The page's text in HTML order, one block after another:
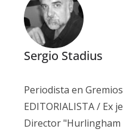
Sergio Stadius
Periodista en
EDITORIALISTA / Ex
Director